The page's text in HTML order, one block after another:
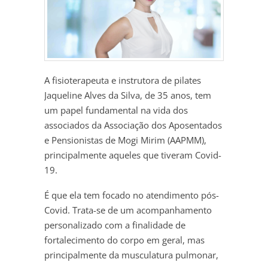
A fisioterapeuta e instrutora de pilates
Jaqueline Alves da Silva, de 35 anos, tem
um papel fundamental na vida dos
associados da Associação dos Aposentados
e Pensionistas de Mogi Mirim (AAPMM),
principalmente aqueles que tiveram Covid-
19.
É que ela tem focado no atendimento pós-
Covid. Trata-se de um acompanhamento
personalizado com a finalidade de
fortalecimento do corpo em geral, mas
principalmente da musculatura pulmonar,